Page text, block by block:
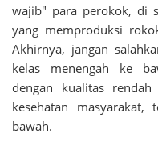
wajib" para perokok, di
yang memproduksi
Akhirnya, jangan
kelas menengah ke
dengan kualitas
kesehatan
bawah.